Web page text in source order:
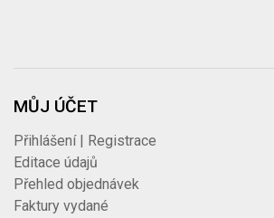
MŮJ ÚČET
Přihlášení | Registrace
Editace údajů
Přehled objednávek
Faktury vydané